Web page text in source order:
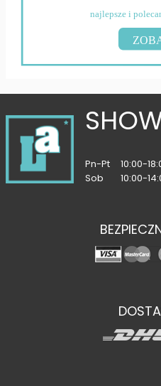
najlepsze i
Pn-Pt
10:00-
Sob
10:00-